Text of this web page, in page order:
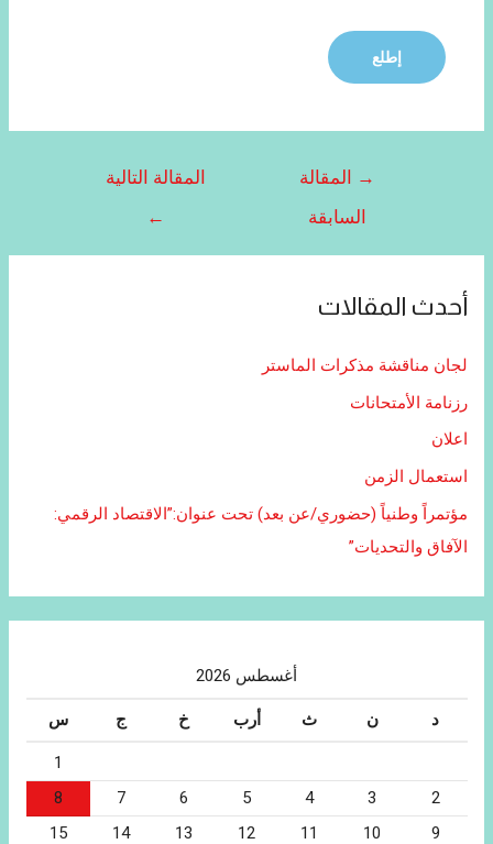
إطلع
→
المقالة
السابقة
المقالة التالية
←
أحدث المقالات
لجان مناقشة مذكرات الماستر
رزنامة الأمتحانات
اعلان
استعمال الزمن
مؤتمراً وطنياً (حضوري/عن بعد) تحت عنوان:”الاقتصاد الرقمي:
الآفاق والتحديات”
أغسطس 2026
د ن ث أرب خ ج س
1
2
3
4
5
6
7
8
9
10
11
12
13
14
15